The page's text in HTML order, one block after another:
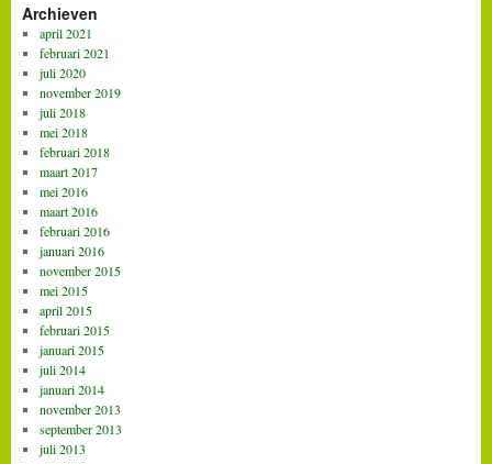
Archieven
april 2021
februari 2021
juli 2020
november 2019
juli 2018
mei 2018
februari 2018
maart 2017
mei 2016
maart 2016
februari 2016
januari 2016
november 2015
mei 2015
april 2015
februari 2015
januari 2015
juli 2014
januari 2014
november 2013
september 2013
juli 2013